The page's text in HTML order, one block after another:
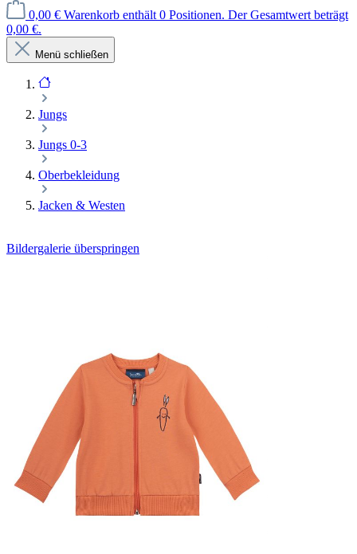
0,00 € Warenkorb enthält 0 Positionen. Der Gesamtwert beträgt
0,00 €.
Menü schließen
Jungs
Jungs 0-3
Oberbekleidung
Jacken & Westen
Bildergalerie überspringen